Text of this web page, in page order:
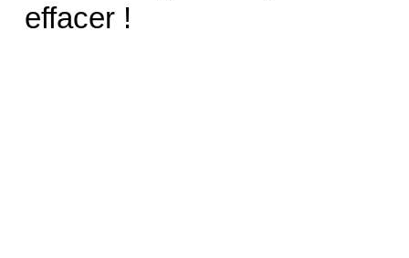
effacer !